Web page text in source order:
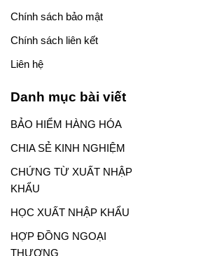
Chính sách bảo mật
Chính sách liên kết
Liên hệ
Danh mục bài viết
BẢO HIỂM HÀNG HÓA
CHIA SẺ KINH NGHIỆM
CHỨNG TỪ XUẤT NHẬP
KHẨU
HỌC XUẤT NHẬP KHẨU
HỢP ĐỒNG NGOẠI
THƯƠNG